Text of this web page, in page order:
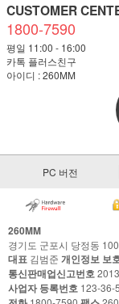
CUSTOMER
1800-7590
평일 11:00 - 16:00
카톡 플러스친구
아이디 : 260MM
PC 버전
260MM
경기도 군포시 당정동
대표 김범준 개인정보 보
통신판매업신고번호
사업자 등록번호 123-36-